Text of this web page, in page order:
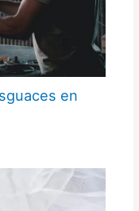
en